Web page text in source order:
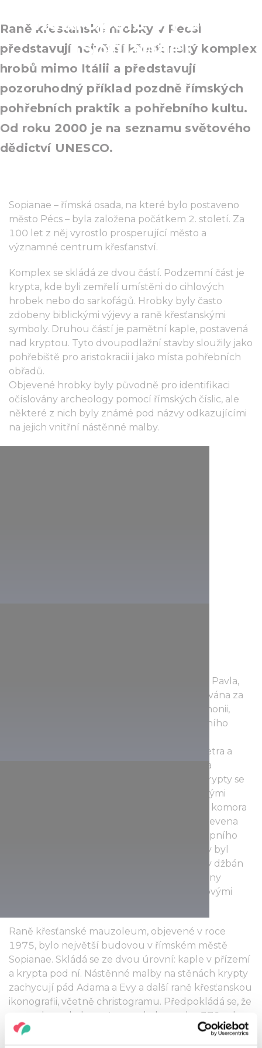
nekropole v Pécsi
(Sopianae)
Raně křesťanské hrobky v Pécsi
představují největší křesťanský komplex
hrobů mimo Itálii a představují
pozoruhodný příklad pozdně římských
pohřebních praktik a pohřebního kultu.
Od roku 2000 je na seznamu světového
dědictví UNESCO.
Sopianae – římská osada, na které bylo postaveno
město Pécs – byla založena počátkem 2. století. Za
100 let z něj vyrostlo prosperující město a
významné centrum křesťanství.
Komplex se skládá ze dvou částí. Podzemní část je
krypta, kde byli zemřelí umístěni do cihlových
hrobek nebo do sarkofágů. Hrobky byly často
zdobeny biblickými výjevy a raně křesťanskými
symboly. Druhou částí je pamětní kaple, postavená
nad kryptou. Tyto dvoupodlažní stavby sloužily jako
pohřebiště pro aristokracii i jako místa pohřebních
obřadů.
Objevené hrobky byly původně pro identifikaci
očíslovány archeology pomocí římských číslic, ale
některé z nich byly známé pod názvy odkazujícími
na jejich vnitřní nástěnné malby.
Pohřební komora č. I neboli hrobka Petra a Pavla,
která byla objevena v roce 1782, je považována za
nejznámější raně křesťanskou stavbu v Panonii,
římské provincii na území dnešního západního
nástěnnou malbou zobrazující apoštoly Petra a
Pavla (odtud název komory), jak ukazují na
christogram, symbol Ježíše Krista. Vnitřek krypty se
může pochlubit bohatou výzdobou biblickými
scénami a ornamentálními vzory. Pohřební komora
č. II neboli komora „Džbán na víno“ byla objevena
také v 18. století při stavbě rozsáhlého sklepního
systému pod Pécsí. V severní stěně komory byl
vybudován výklenek, kde byly namalovány džbán
na víno a sklenice. Stěny krypty jsou zdobeny
geometrickými vzory a květinovými a mřížovými
Raně křesťanské mauzoleum, objevené v roce
1975, bylo největší budovou v římském městě
Sopianae. Skládá se ze dvou úrovní: kaple v přízemí
a krypta pod ní. Nástěnné malby na stěnách krypty
zachycují pád Adama a Evy a další raně křesťanskou
ikonografii, včetně christogramu. Předpokládá se, že
mauzoleum bylo postaveno kolem roku 370 n. l.